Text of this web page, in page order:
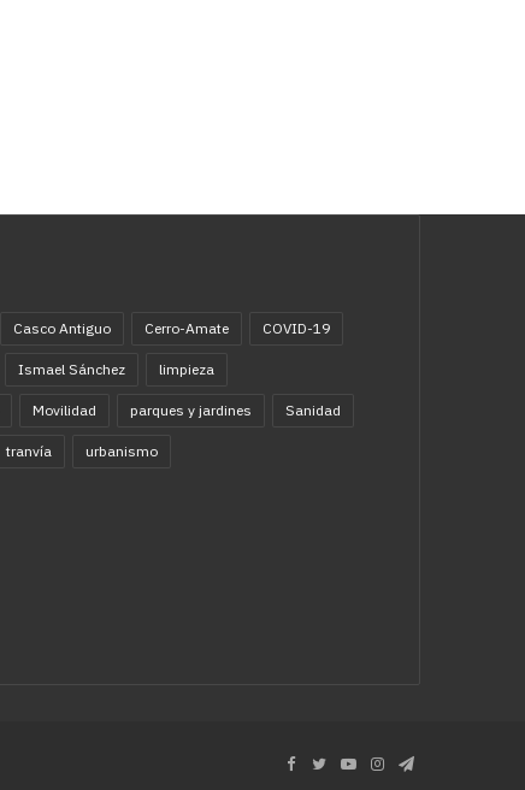
Casco Antiguo Cerro-Amate COVID-19
Ismael Sánchez limpieza
Movilidad parques y jardines Sanidad
tranvía urbanismo
Facebook
TwitterYouTubeInstagram
Telegram